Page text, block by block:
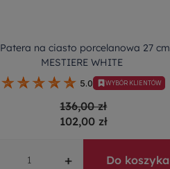
Patera na ciasto porcelanowa 27 cm
MESTIERE WHITE
5.0 WYBÓR KLIENTÓW
136,00 zł
102,00 zł
+ Do koszyka